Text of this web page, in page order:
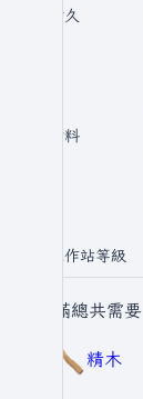
耐久
材料
工作站等級
升滿總共需要
精木